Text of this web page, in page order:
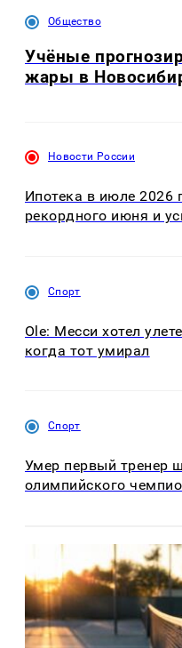
Общество
Учёные
жары в
Новости России
Ипотека в июле 2026
рекордного июня и
Спорт
Ole: Месси хотел
когда тот умирал
Спорт
Умер первый тренер
олимпийского